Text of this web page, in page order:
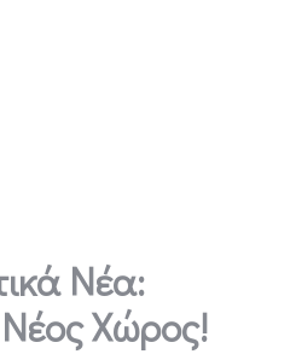
Νέα:
Χώρος!